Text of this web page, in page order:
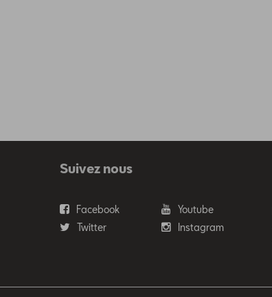
Suivez nous
Facebook
Youtube
Twitter
Instagram